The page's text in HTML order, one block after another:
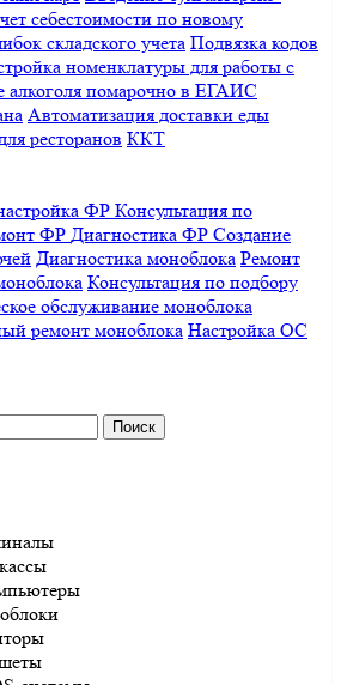
себестоимости по новому
складского учета Подвязка кодов
номенклатуры для работы с
алкоголя помарочно в ЕГАИС
Автоматизация доставки еды
ресторанов ККТ
ФР Консультация по
ФР Диагностика ФР Создание
Диагностика моноблока Ремонт
Консультация по подбору
обслуживание моноблока
ремонт моноблока Настройка ОС